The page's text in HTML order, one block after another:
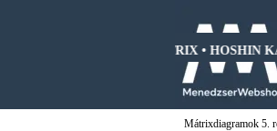
ANALIZIS • BCG MÁTRIX • HOSHIN
Mátrixdiagramok 5.